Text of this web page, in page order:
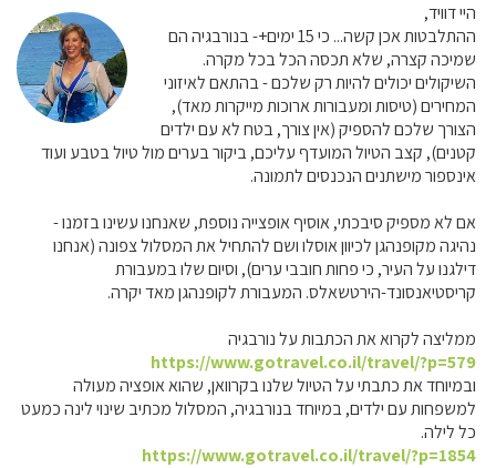
היי דוויד,
ההתלבטות אכן קשה... כי 15 ימים+- בנורבגיה הם
שמיכה קצרה, שלא תכסה הכל בכל מקרה.
השיקולים יכולים להיות רק שלכם - בהתאם לאיזוני
המחירים (טיסות ומעבורות ארוכות מייקרות מאד),
הצורך שלכם להספיק (אין צורך, בטח לא עם ילדים
קטנים), קצב הטיול המועדף עליכם, ביקור בערים מול טיול בטבע ועוד
אינספור מישתנים הנכנסים לתמונה.
אם לא מספיק סיבכתי, אוסיף אופצייה נוספת, שאנחנו עשינו בזמנו -
נהיגה מקופנהגן לכיוון אוסלו ושם להתחיל את המסלול צפונה (אנחנו
דילגנו על העיר, כי פחות חובבי ערים), וסיום שלו במעבורת
קריסטיאנסונד-הירטשאלס. המעבורת לקופנהגן מאד יקרה.
ממליצה לקרוא את הכתבות על נורבגיה
https://www.gotravel.co.il/travel/?p=579
ובמיוחד את כתבתי על הטיול שלנו בקרוואן, שהוא אופציה מעולה
למשפחות עם ילדים, במיוחד בנורבגיה, המסלול מכתיב שינוי לינה כמעט
כל לילה.
https://www.gotravel.co.il/travel/?p=1854